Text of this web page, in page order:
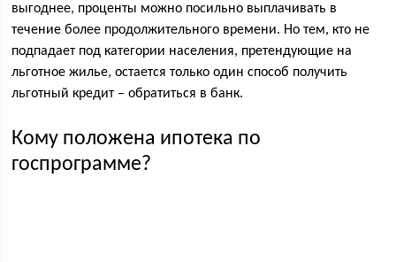
выгоднее, проценты можно посильно выплачивать в
течение более продолжительного времени. Но тем, кто не
подпадает под категории населения, претендующие на
льготное жилье, остается только один способ получить
льготный кредит – обратиться в банк.
Кому положена ипотека по
госпрограмме?